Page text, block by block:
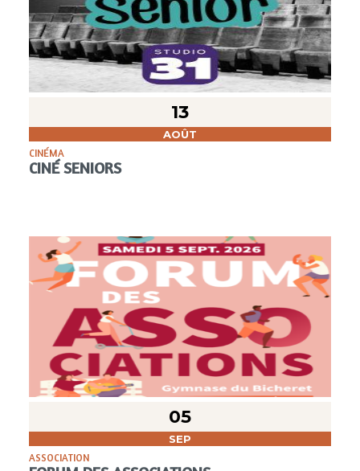
13
AOÛT
CINÉMA
CINÉ SENIORS
05
SEP
ASSOCIATION